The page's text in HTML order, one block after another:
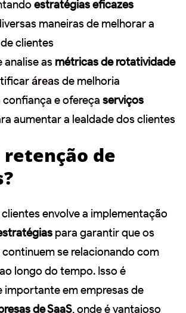
estratégias eficazes
maneiras de melhorar a
clientes
analise as métricas de rotatividade
áreas de melhoria
e ofereça serviços
aumentar a lealdade dos clientes
retenção de
envolve a implementação
para garantir que os
se relacionando com
longo do tempo. Isso é
importante em empresas de
de SaaS, onde é vantajoso